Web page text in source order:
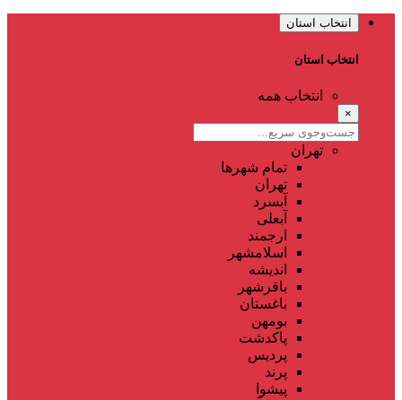
انتخاب استان
انتخاب استان
انتخاب همه
×
تهران
تمام شهر‌ها
تهران
آبسرد
آبعلی
ارجمند
اسلامشهر
اندیشه
باقرشهر
باغستان
بومهن
پاکدشت
پردیس
پرند
پیشوا